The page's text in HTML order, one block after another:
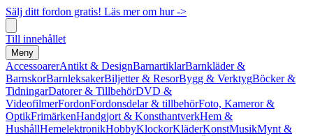
Sälj ditt fordon gratis! Läs mer om hur ->
Till innehållet
Meny
AccessoarerAntikt & DesignBarnartiklarBarnkläder &
BarnskorBarnleksakerBiljetter & ResorBygg & VerktygBöcker &
TidningarDatorer & TillbehörDVD &
VideofilmerFordonFordonsdelar & tillbehörFoto, Kameror &
OptikFrimärkenHandgjort & KonsthantverkHem &
HushållHemelektronikHobbyKlockorKläderKonstMusikMynt &